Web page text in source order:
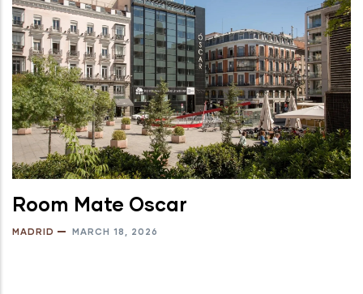
Room Mate Oscar
MADRID MARCH 18, 2026